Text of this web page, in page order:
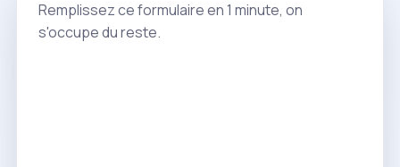
Remplissez ce formulaire en 1 minute, on
s'occupe du reste.